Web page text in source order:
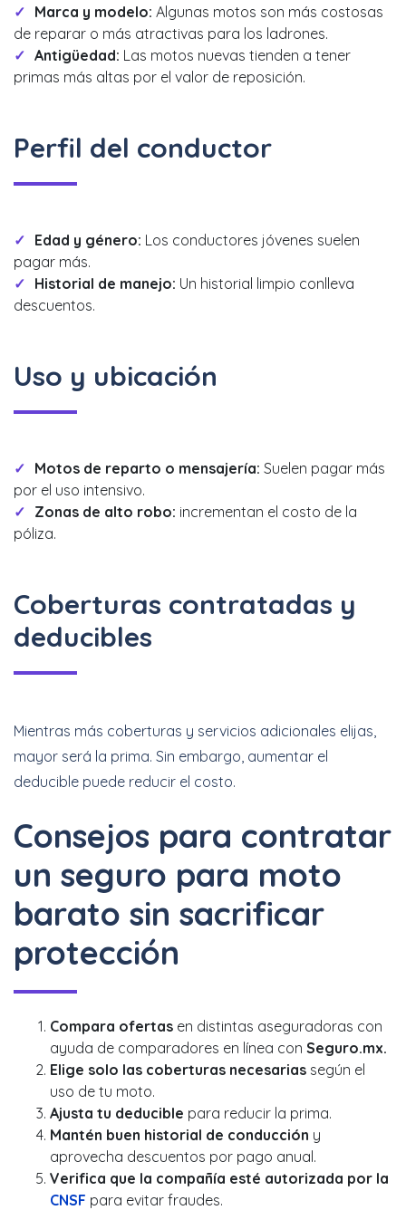
Marca y modelo: Algunas motos son más costosas
de reparar o más atractivas para los ladrones.
Antigüedad: Las motos nuevas tienden a tener
primas más altas por el valor de reposición.
Perfil del conductor
Edad y género: Los conductores jóvenes suelen
pagar más.
Historial de manejo: Un historial limpio conlleva
descuentos.
Uso y ubicación
Motos de reparto o mensajería: Suelen pagar más
por el uso intensivo.
Zonas de alto robo: incrementan el costo de la
póliza.
Coberturas contratadas y
deducibles
Mientras más coberturas y servicios adicionales elijas,
mayor será la prima. Sin embargo, aumentar el
deducible puede reducir el costo.
Consejos para contratar
un seguro para moto
barato sin sacrificar
protección
Compara ofertas en distintas aseguradoras con
ayuda de comparadores en línea con Seguro.mx.
Elige solo las coberturas necesarias según el
uso de tu moto.
Ajusta tu deducible para reducir la prima.
Mantén buen historial de conducción y
aprovecha descuentos por pago anual.
Verifica que la compañía esté autorizada por la
CNSF para evitar fraudes.